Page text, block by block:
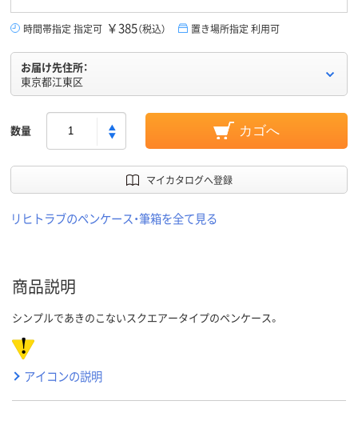
時間帯指定 指定可 ￥385（税込） 置き場所指定 利用可
お届け先住所：
東京都江東区
数量 カゴへ
マイカタログへ登録
リヒトラブのペンケース・筆箱を全て見る
商品説明
シンプルであきのこないスクエアータイプのペンケース。
アイコンの説明